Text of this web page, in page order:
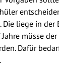
Die liege in
müsse
Dafür